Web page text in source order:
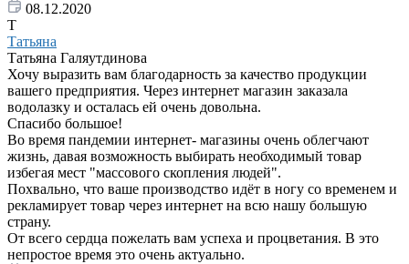
08.12.2020
Т
Татьяна
Татьяна Галяутдинова
Хочу выразить вам благодарность за качество продукции
вашего предприятия. Через интернет магазин заказала
водолазку и осталась ей очень довольна.
Спасибо большое!
Во время пандемии интернет- магазины очень облегчают
жизнь, давая возможность выбирать необходимый товар
избегая мест "массового скопления людей".
Похвально, что ваше производство идёт в ногу со временем и
рекламирует товар через интернет на всю нашу большую
страну.
От всего сердца пожелать вам успеха и процветания. В это
непростое время это очень актуально.